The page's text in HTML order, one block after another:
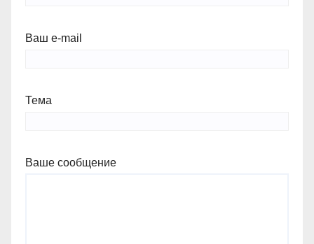
Ваш e-mail
Тема
Ваше сообщение